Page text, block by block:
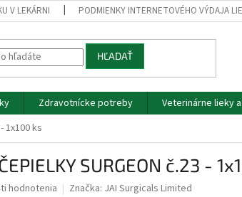
V LEKÁRNI PODMIENKY INTERNETOVÉHO VÝDAJA
HĽADAŤ
Zdravotnícke potreby Veterinárne lieky
- 1x100 ks
SURGEON č.23 -
hodnotenia Značka: JAI Surgicals Limited